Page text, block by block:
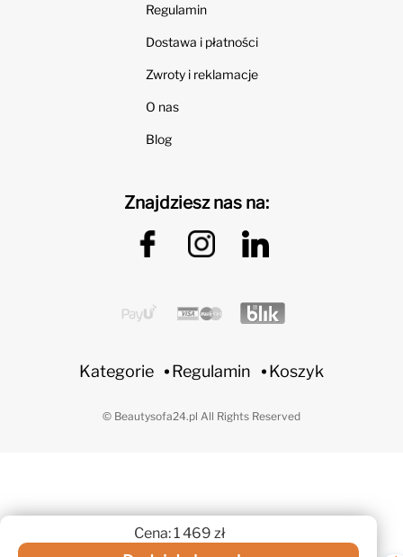
Regulamin
Dostawa i płatności
Zwroty i reklamacje
O nas
Blog
Znajdziesz nas na:
Kategorie Regulamin Koszyk
© Beautysofa24.pl All Rights Reserved
Cena: 1 469 zł